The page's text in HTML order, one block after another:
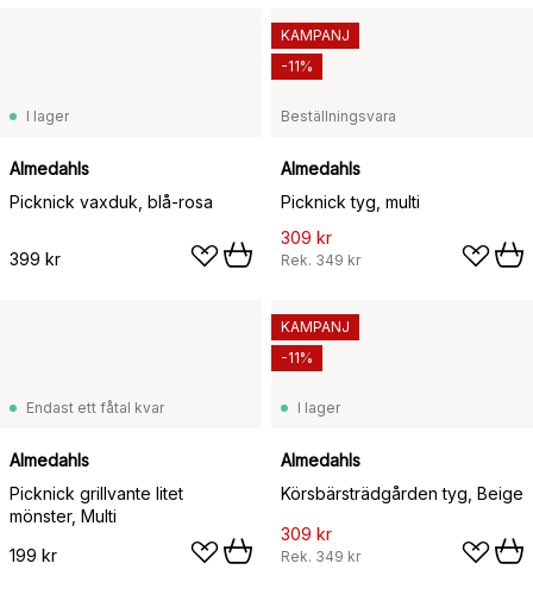
I lager
Almedahls
Picknick vaxduk, blå-rosa
399 kr
Beställningsvara
Almedahls
Picknick tyg, multi
309 kr
Rek. 349 kr
KAMPANJ
-11%
Endast ett fåtal kvar
Almedahls
Picknick grillvante litet
mönster, Multi
199 kr
I lager
Almedahls
Körsbärsträdgården tyg, Beige
309 kr
Rek. 349 kr
KAMPANJ
-11%